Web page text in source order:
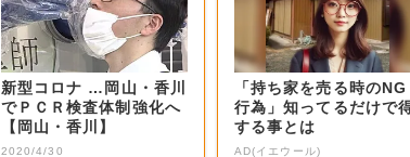
新型コロナ …岡山・香川
でＰＣＲ検査体制強化へ
【岡山・香川】
2020/4/30
「持ち家を売る時のNG
行為」知ってるだけで
する事とは
AD(イエウール)